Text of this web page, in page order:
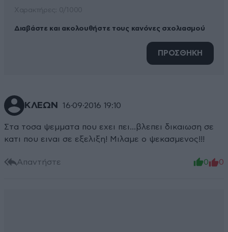
Διαβάστε και ακολουθήστε τους κανόνες σχολιασμού
ΠΡΟΣΘΗΚΗ
ΚΛΕΩΝ 16·09·2016 19:10
Στα τοσα ψεμματα που εχει πει...βλεπει δικαιωση σε
κατι που ειναι σε εξελιξη! Μιλαμε ο ψεκασμενος!!!
Απαντήστε 0 0